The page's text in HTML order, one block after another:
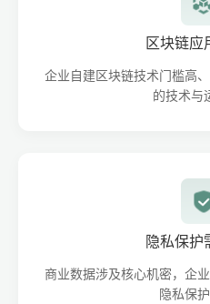
区块链应
企业自建区块链技术门槛高
的技术与
隐私保护
商业数据涉及核心机密，企
隐私保